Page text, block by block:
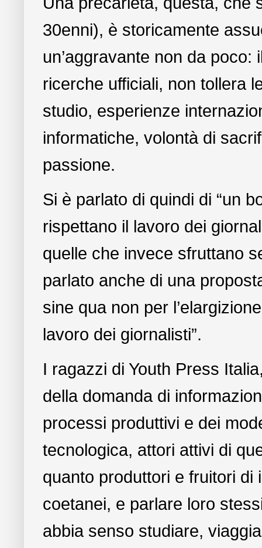
30enni), è storicamente
un’aggravante non da
ricerche ufficiali, non tollera
studio, esperienze
informatiche, volontà di
passione.
Si è parlato di quindi di “un
rispettano il lavoro dei
quelle che invece sfruttano
parlato anche di una
sine qua non per
lavoro dei giornalisti”.
I ragazzi di Youth Press
della domanda di
processi produttivi e dei
tecnologica, attori attivi di
quanto produttori e fruitori
coetanei, e parlare loro
abbia senso studiare,